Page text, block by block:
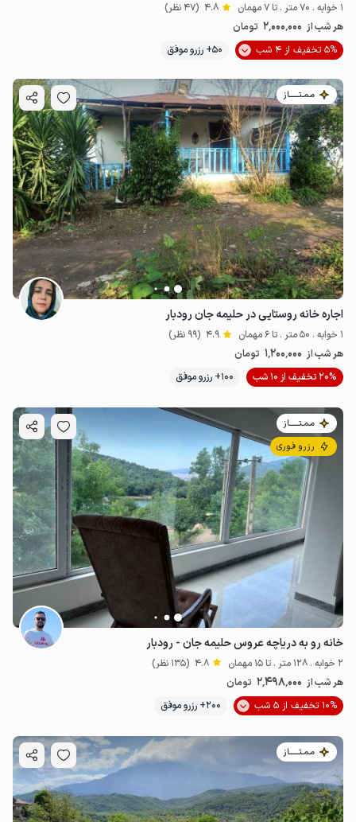
1 خوابه . 70 متر . تا 7 مهمان 4.8 (47 نظر)
هر شب از 2٬000٬000 تومان
5% تخفیف از 4 شب
50+ رزرو موفق
مـمـتــــــاز
اجاره خانه روستایی در حلیمه جان رودبار
1 خوابه . 50 متر . تا 6 مهمان 4.9 (99 نظر)
هر شب از 1٬200٬000 تومان
20% تخفیف از 10 شب
100+ رزرو موفق
مـمـتــــــاز
رزرو فوری
خانه رو به دریاچه عروس حلیمه جان - رودبار
2 خوابه . 128 متر . تا 15 مهمان 4.8 (135 نظر)
هر شب از 2٬498٬000 تومان
10% تخفیف از 5 شب
200+ رزرو موفق
مـمـتــــــاز